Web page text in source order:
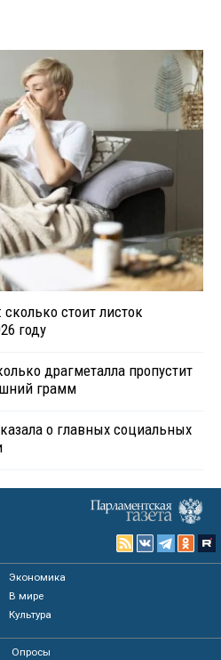
стоит листок
году
драгметалла пропустит
грамм
о главных социальных
Экономика
В мире
Культура
Опросы